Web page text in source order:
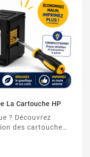
La Cartouche HP
? Découvrez
des cartouches